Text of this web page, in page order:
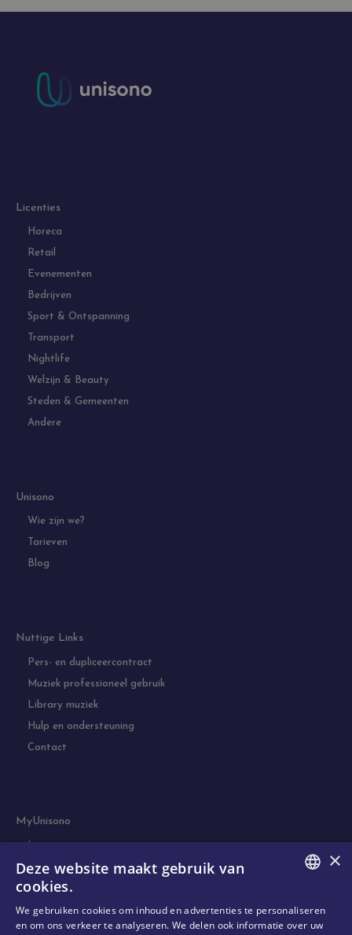
Licenties
Horeca
Retail
Evenementen
Bedrijven
Sport & Ontspanning
Transport
Nightlife
Welzijn & Beauty
Steden & Gemeenten
Andere
Unisono
Wie zijn we?
Tarieven
Blog
Nuttige Links
Pers- en dupliceercontract
Muziek professioneel gebruik
Library muziek
Hulp en ondersteuning
Contact
MyUnisono
Licentie
Simulatie
DUTCH
×
Deze website maakt gebruik van
cookies.
We gebruiken cookies om inhoud en advertenties te personaliseren
en om ons verkeer te analyseren. We delen ook informatie over uw